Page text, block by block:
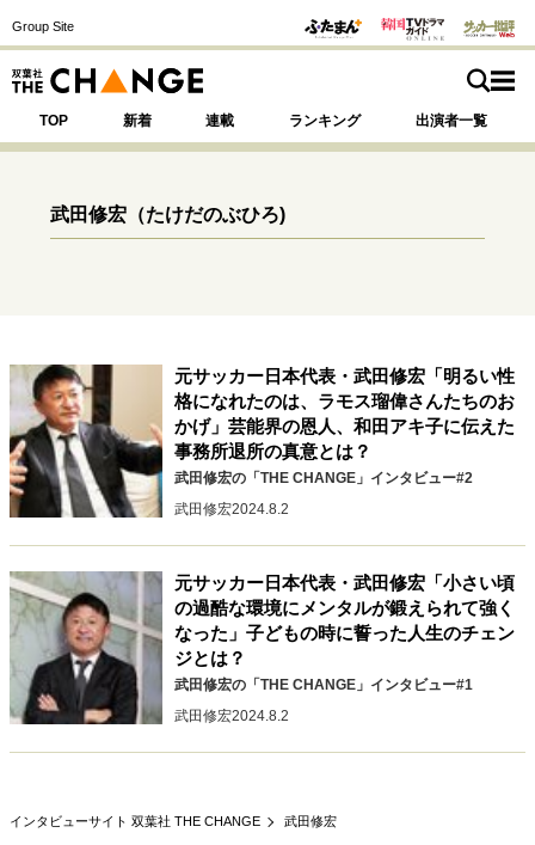
Group Site
TOP 新着 連載 ランキング 出演者一覧
運命を変えた出会い 決断の裏側
挫折からの再起
未知への挑戦
プロフェッショナルの矜持
表現者の葛藤
人生が動いた日 10代の挫折と原点
キャリア・働き方
セカンドキャリアの描き方
独立という決断
大人の学び直し
ファーストキャリアを拓く
夢を掴む選択
武田修宏 （たけだのぶひろ)
元サッカー日本代表・武田修宏「明るい性
格になれたのは、ラモス瑠偉さんたちのお
かげ」芸能界の恩人、和田アキ子に伝えた
事務所退所の真意とは？
武田修宏の「THE CHANGE」インタビュー#2
武田修宏2024.8.2
元サッカー日本代表・武田修宏「小さい頃
の過酷な環境にメンタルが鍛えられて強く
なった」子どもの時に誓った人生のチェン
ジとは？
武田修宏の「THE CHANGE」インタビュー#1
武田修宏2024.8.2
インタビューサイト 双葉社 THE CHANGE 武田修宏